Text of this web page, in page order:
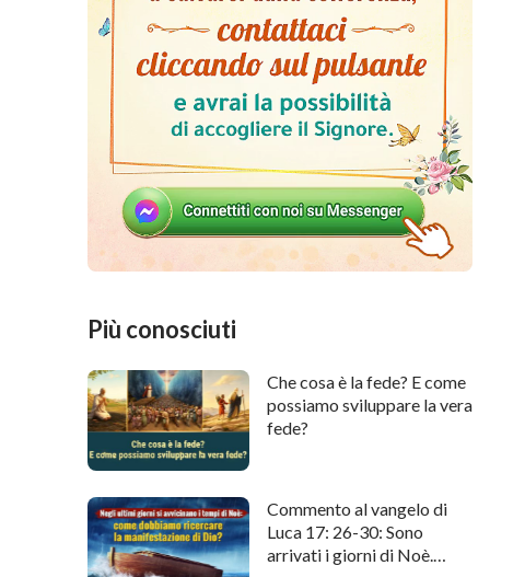
Più conosciuti
Che cosa è la fede? E come
possiamo sviluppare la vera
fede?
Commento al vangelo di
Luca 17: 26-30: Sono
arrivati i giorni di Noè.